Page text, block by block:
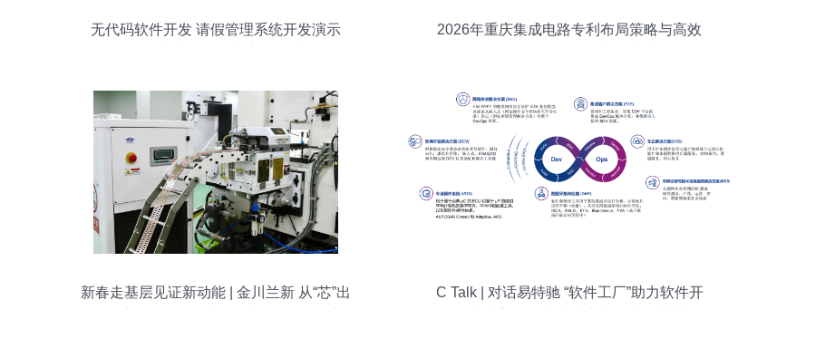
无代码软件开发 请假管理系统开发演示
2026年重庆集成电路专利布局策略与高效
新春走基层见证新动能 | 金川兰新 从“芯”出
C Talk | 对话易特驰 “软件工厂”助力软件开